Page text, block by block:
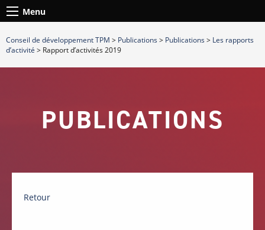
Menu
Conseil de développement TPM > Publications > Publications > Les rapports
d’activité > Rapport d’activités 2019
PUBLICATIONS
Retour